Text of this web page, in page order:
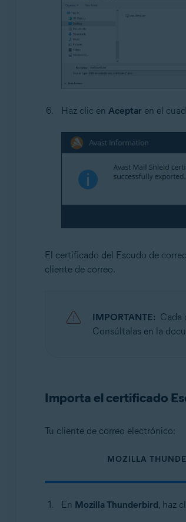
Haz clic en Aceptar en el
El certificado del Escudo de
cliente de correo.
IMPORTANTE: Cada
Consúltalas en la
Importa el certificado
Tu cliente de correo electrónico:
MOZILLA
En Mozilla Thunderbird, haz